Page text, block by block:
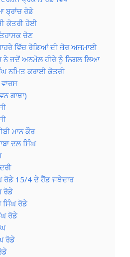
ਰੋਡੇ
ਕੋਤਰੀ ਹੋਈ
ਚੋਣ
ਵਿੱਚ ਰੋਡਿਆਂ ਦੀ ਜ਼ੋਰ ਅਜਮਾਈ
ਨੇ ਜਦੋਂ ਅਨਮੋਲ ਹੀਰੇ ਨੂੰ ਨਿਗਲ ਲਿਆ
ਨਮਿਤ ਕਰਾਈ ਕੋਤਰੀ
ਗਾਥਾ)
ਮਾਨ ਕੌਰ
ਦਲ ਸਿੰਘ
ਰੋਡੇ 15/4 ਦੇ ਹੈੱਡ ਜਥੇਦਾਰ
ਰੋਡੇ
ਸਿੰਘ ਰੋਡੇ
ਰੋਡੇ
ਰੋਡੇ